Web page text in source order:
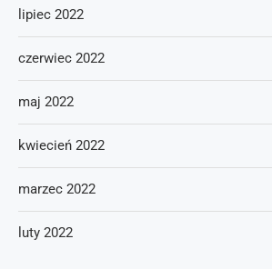
lipiec 2022
czerwiec 2022
maj 2022
kwiecień 2022
marzec 2022
luty 2022